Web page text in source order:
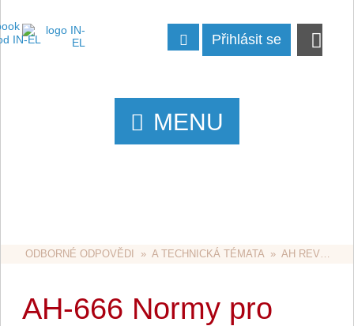
Přihlásit se
MENU
ODBORNÉ ODPOVĚDI
  »
A TECHNICKÁ TÉMATA
  »
AH REVIZE
AH-666 Normy pro